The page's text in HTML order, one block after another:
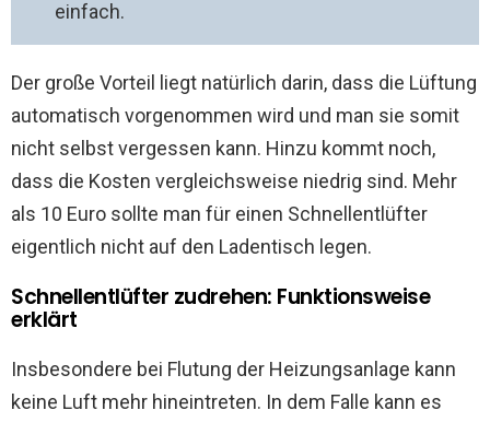
einfach.
Der große Vorteil liegt natürlich darin, dass die Lüftung
automatisch vorgenommen wird und man sie somit
nicht selbst vergessen kann. Hinzu kommt noch,
dass die Kosten vergleichsweise niedrig sind. Mehr
als 10 Euro sollte man für einen Schnellentlüfter
eigentlich nicht auf den Ladentisch legen.
Schnellentlüfter zudrehen: Funktionsweise
erklärt
Insbesondere bei Flutung der Heizungsanlage kann
keine Luft mehr hineintreten. In dem Falle kann es